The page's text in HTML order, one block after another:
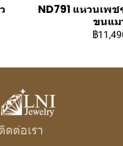
ND791 แหวนเพช
ขนแม
฿
ดต่อเรา